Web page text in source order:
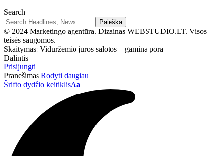
Search
© 2024 Marketingo agentūra. Dizainas WEBSTUDIO.LT. Visos
teisės saugomos.
Skaitymas: Viduržemio jūros salotos – gamina pora
Dalintis
Prisijungti
Pranešimas Rodyti daugiau
Šrifto dydžio keitiklisAa